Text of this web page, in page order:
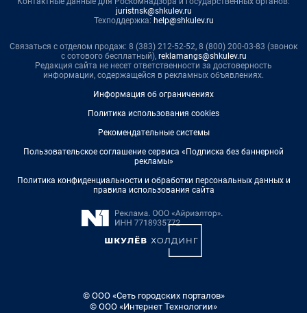
juristnsk@shkulev.ru
Техподдержка: help@shkulev.ru
Связаться с отделом продаж: 8 (383) 212-52-52, 8 (800) 200-03-83 (звонок
с сотового бесплатный), reklamangs@shkulev.ru
Редакция сайта не несет ответственности за достоверность
информации, содержащейся в рекламных объявлениях.
Информация об ограничениях
Политика использования cookies
Рекомендательные системы
Пользовательское соглашение сервиса «Подписка без баннерной
рекламы»
Политика конфиденциальности и обработки персональных данных и
правила использования сайта
© ООО «Сеть городских порталов»
© ООО «Интернет Технологии»